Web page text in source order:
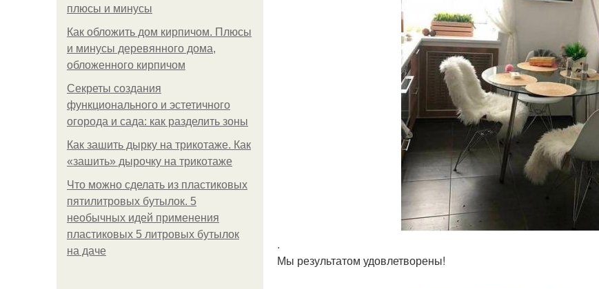
плюсы и минусы
Как обложить дом кирпичом. Плюсы
и минусы деревянного дома,
обложенного кирпичом
Секреты создания
функционального и эстетичного
огорода и сада: как разделить зоны
Как зашить дырку на трикотаже. Как
«зашить» дырочку на трикотаже
Что можно сделать из пластиковых
пятилитровых бутылок. 5
необычных идей применения
пластиковых 5 литровых бутылок
на даче
.
Мы результатом удовлетворены!